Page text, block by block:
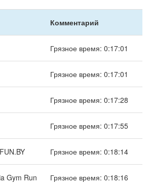
Комментарий
Грязное время: 0:17:01
Грязное время: 0:17:01
Грязное время: 0:17:28
Грязное время: 0:17:55
Грязное время: 0:18:14
Gym Run Грязное время: 0:18:16